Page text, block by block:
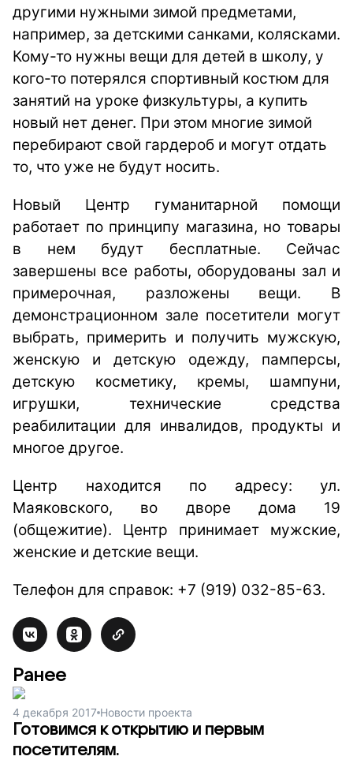
другими нужными зимой предметами,
например, за детскими санками, колясками.
Кому-то нужны вещи для детей в школу, у
кого-то потерялся спортивный костюм для
занятий на уроке физкультуры, а купить
новый нет денег. При этом многие зимой
перебирают свой гардероб и могут отдать
то, что уже не будут носить.
Новый Центр гуманитарной помощи
работает по принципу магазина, но товары
в нем будут бесплатные. Сейчас
завершены все работы, оборудованы зал и
примерочная, разложены вещи. В
демонстрационном зале посетители могут
выбрать, примерить и получить мужскую,
женскую и детскую одежду, памперсы,
детскую косметику, кремы, шампуни,
игрушки, технические средства
реабилитации для инвалидов, продукты и
многое другое.
Центр находится по адресу: ул.
Маяковского, во дворе дома 19
(общежитие). Центр принимает мужские,
женские и детские вещи.
Телефон для справок: +7 (919) 032-85-63.
Ранее
4 декабря 2017 Новости проекта
Готовимся к открытию и первым
посетителям.